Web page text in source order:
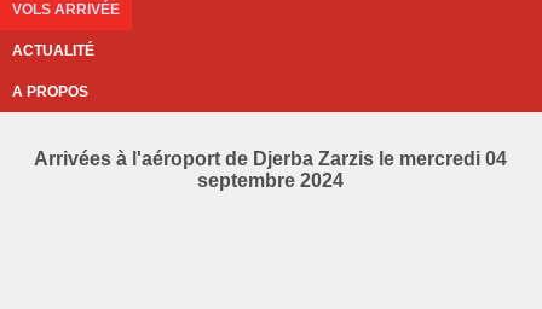
VOLS ARRIVÉE
ACTUALITÉ
A PROPOS
Arrivées à l'aéroport de Djerba Zarzis le mercredi 04
septembre 2024